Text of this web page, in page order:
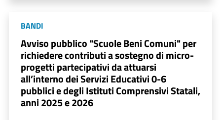
BANDI
Avviso pubblico "Scuole Beni Comuni" per
richiedere contributi a sostegno di micro-
progetti partecipativi da attuarsi
all’interno dei Servizi Educativi 0-6
pubblici e degli Istituti Comprensivi Statali,
anni 2025 e 2026